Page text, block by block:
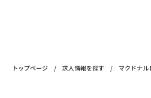
トップページ / 求人情報を探す / マクドナル